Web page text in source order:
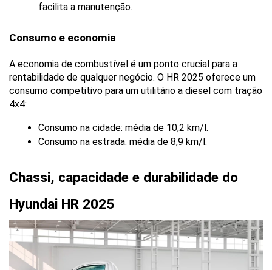
facilita a manutenção.
Consumo e economia
A economia de combustível é um ponto crucial para a
rentabilidade de qualquer negócio. O HR 2025 oferece um
consumo competitivo para um utilitário a diesel com tração
4x4:
Consumo na cidade: média de 10,2 km/l.
Consumo na estrada: média de 8,9 km/l.
Chassi, capacidade e durabilidade do
Hyundai HR 2025